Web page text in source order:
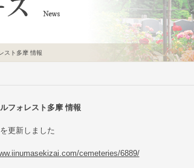
スト多摩 情報
フォレスト多摩 情報
更新しました
cemeteries/6889/